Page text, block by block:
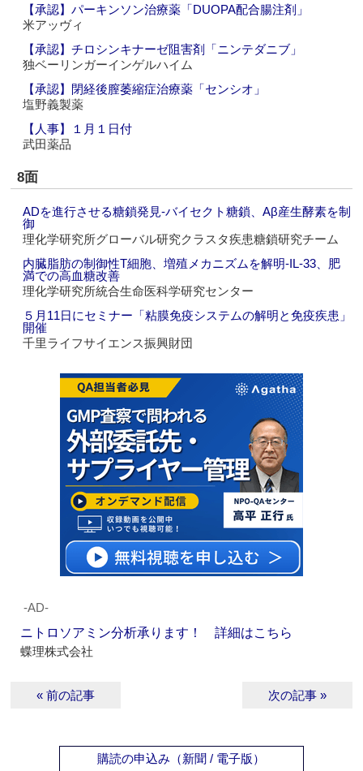
【承認】パーキンソン治療薬「DUOPA配合腸注剤」
米アッヴィ
【承認】チロシンキナーゼ阻害剤「ニンテダニブ」
独ベーリンガーインゲルハイム
【承認】閉経後膣萎縮症治療薬「センシオ」
塩野義製薬
【人事】１月１日付
武田薬品
8面
ADを進行させる糖鎖発見‐バイセクト糖鎖、Aβ産生酵素を制
御
理化学研究所グローバル研究クラスタ疾患糖鎖研究チーム
内臓脂肪の制御性T細胞、増殖メカニズムを解明‐IL‐33、肥
満での高血糖改善
理化学研究所統合生命医科学研究センター
５月11日にセミナー「粘膜免疫システムの解明と免疫疾患」
開催
千里ライフサイエンス振興財団
‐AD‐
ニトロソアミン分析承ります！ 詳細はこちら
蝶理株式会社
« 前の記事 次の記事 »
購読の申込み（新聞 / 電子版）